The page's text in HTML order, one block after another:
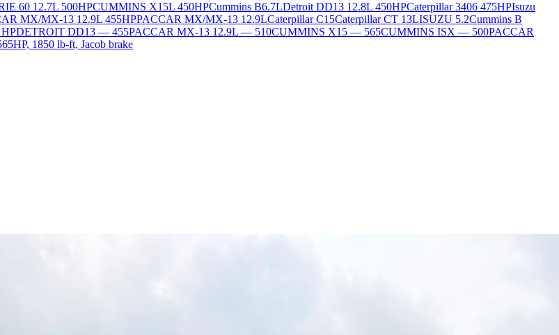
60 12.7L 500HPCUMMINS X15L 450HPCummins B6.7LDetroit DD13 12.8L 450HPCaterpillar 3406 475HPIsuzu
MX/MX-13 12.9L 455HPPACCAR MX/MX-13 12.9LCaterpillar C15Caterpillar CT 13LISUZU 5.2Cummins B
DETROIT DD13 — 455PACCAR MX-13 12.9L — 510CUMMINS X15 — 565CUMMINS ISX — 500PACCAR
1850 lb-ft, Jacob brake